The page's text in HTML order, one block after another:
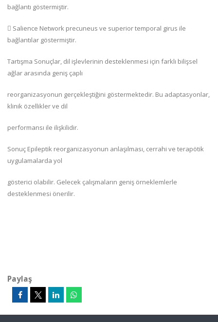
bağlantı göstermiştir.
 Salience Network precuneus ve superior temporal girus ile
bağlantılar göstermiştir.
Tartışma Sonuçlar, dil işlevlerinin desteklenmesi için farklı bilişsel
ağlar arasında geniş çaplı
reorganizasyonun gerçekleştiğini göstermektedir. Bu adaptasyonlar,
klinik özellikler ve dil
performansı ile ilişkilidir.
Sonuç Epileptik reorganizasyonun anlaşılması, cerrahi ve terapötik
uygulamalarda yol
gösterici olabilir. Gelecek çalışmaların geniş örneklemlerle
desteklenmesi önerilir.
Paylaş